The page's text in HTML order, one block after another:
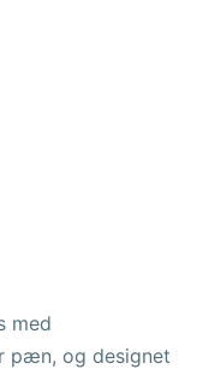
med
pæn, og designet